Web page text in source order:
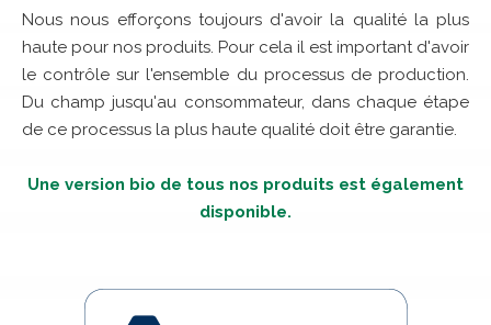
Nous nous efforçons toujours d'avoir la qualité la plus
haute pour nos produits. Pour cela il est important d'avoir
le contrôle sur l'ensemble du processus de production.
Du champ jusqu'au consommateur, dans chaque étape
de ce processus la plus haute qualité doit être garantie.
Une version bio de tous nos produits est également
disponible.